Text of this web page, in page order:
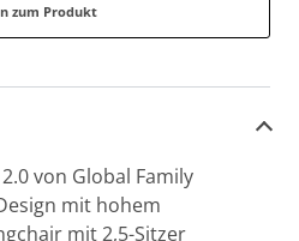
zum Produkt
von Global Family
mit hohem
mit 2,5-Sitzer